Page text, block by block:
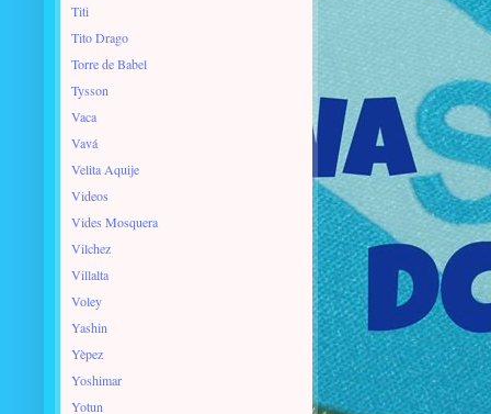
Titi
Tito Drago
Torre de Babel
Tysson
Vaca
Vavá
Velita Aquije
Videos
Vides Mosquera
Vilchez
Villalta
Voley
Yashin
Yèpez
Yoshimar
Yotun